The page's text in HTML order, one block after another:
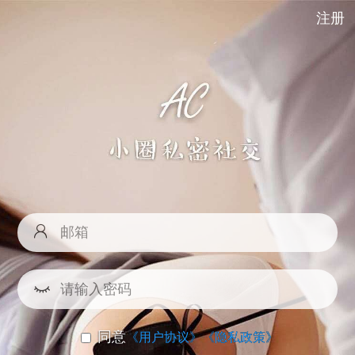
注册
同意《用户协议》《隐私政策》